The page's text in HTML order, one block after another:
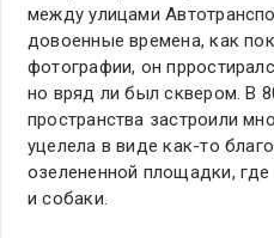
между улицами
довоенные времена, как
фотографии, он
но вряд ли был сквером. В
пространства застроили
уцелела в виде как-то
озелененной площадки,
и собаки.